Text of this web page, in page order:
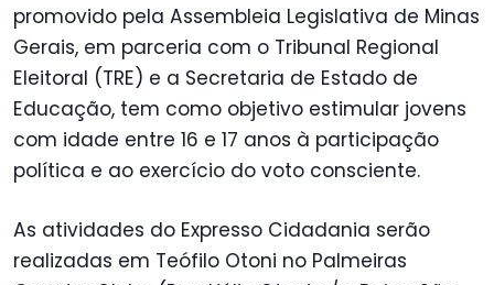
promovido pela Assembleia Legislativa de Minas
Gerais, em parceria com o Tribunal Regional
Eleitoral (TRE) e a Secretaria de Estado de
Educação, tem como objetivo estimular jovens
com idade entre 16 e 17 anos à participação
política e ao exercício do voto consciente.
As atividades do Expresso Cidadania serão
realizadas em Teófilo Otoni no Palmeiras